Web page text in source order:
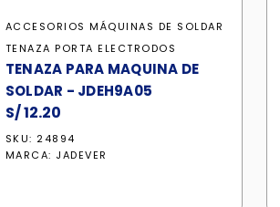
ACCESORIOS MÁQUINAS DE SOLDAR
TENAZA PORTA ELECTRODOS
TENAZA PARA MAQUINA DE
SOLDAR - JDEH9A05
S/12.20
SKU: 24894
MARCA: JADEVER